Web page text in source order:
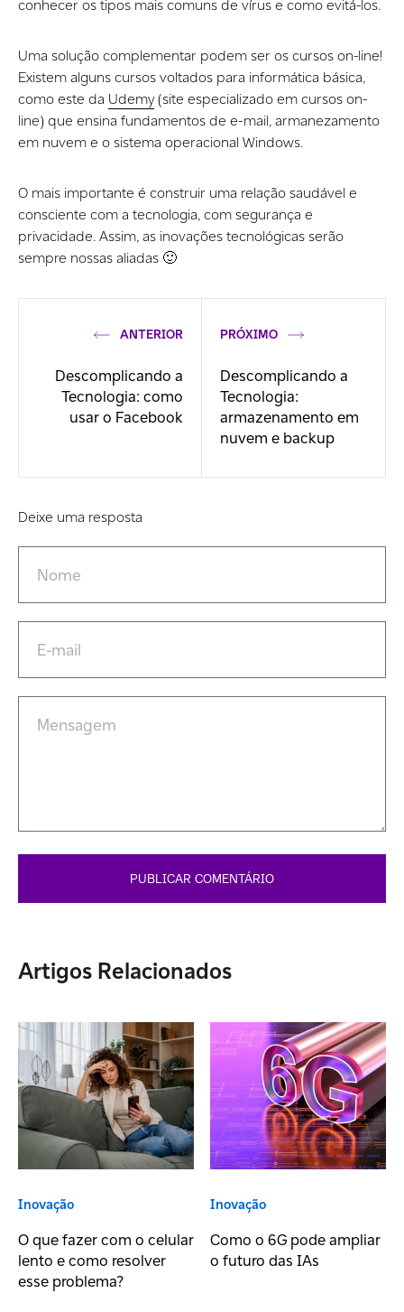
conhecer os tipos mais comuns de vírus e como evitá-los.
Uma solução complementar podem ser os cursos on-line!
Existem alguns cursos voltados para informática básica,
como este da Udemy(site especializado em cursos on-
line) que ensina fundamentos de e-mail, armanezamento
em nuvem e o sistema operacional Windows.
O mais importante é construir uma relação saudável e
consciente com a tecnologia, com segurança e
privacidade. Assim, as inovações tecnológicas serão
sempre nossas aliadas 🙂
ANTERIOR
Descomplicando a
Tecnologia: como
usar o Facebook
PRÓXIMO
Descomplicando a
Tecnologia:
armazenamento em
nuvem e backup
Deixe uma resposta
Artigos Relacionados
Inovação
O que fazer com o celular
lento e como resolver
esse problema?
Inovação
Como o 6G pode ampliar
o futuro das IAs